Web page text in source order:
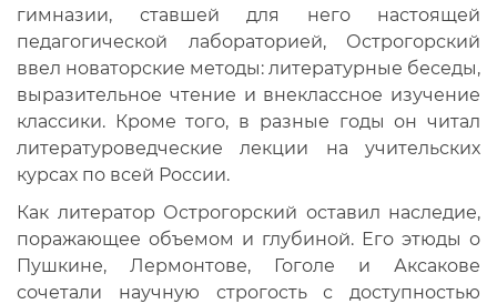
гимназии, ставшей для него настоящей
педагогической лабораторией, Острогорский
ввел новаторские методы: литературные беседы,
выразительное чтение и внеклассное изучение
классики. Кроме того, в разные годы он читал
литературоведческие лекции на учительских
курсах по всей России.
Как литератор Острогорский оставил наследие,
поражающее объемом и глубиной. Его этюды о
Пушкине, Лермонтове, Гоголе и Аксакове
сочетали научную строгость с доступностью